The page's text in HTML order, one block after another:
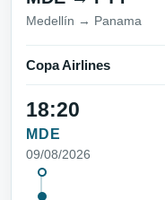
Medellín → Panama
Copa Airlines
18:20
MDE
09/08/2026